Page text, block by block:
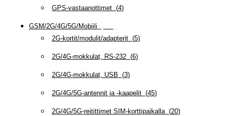
GPS-vastaanottimet(4)
GSM/2G/4G/5G/Mobiili
2G-kortit/modulit/adapterit(5)
2G/4G-mokkulat, RS-232(6)
2G/4G-mokkulat, USB (3)
2G/4G/5G-antennit ja -kaapelit(45)
2G/4G/5G-reitittimet SIM-korttipaikalla(20)